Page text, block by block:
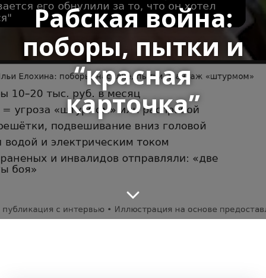
Рабская война:
поборы, пытки и
“красная
карточка”